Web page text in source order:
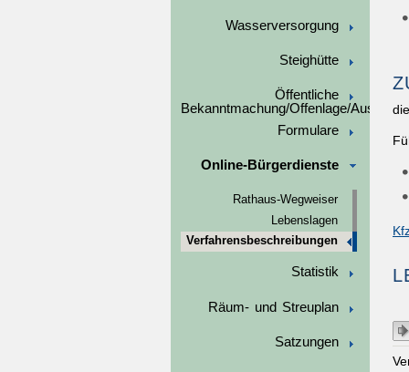
Wasserversorgung
Steighütte
Öffentliche
Bekanntmachung/Offenlage/
Formulare
Online-Bürgerdienste
Rathaus-Wegweiser
Lebenslagen
Verfahrensbeschreibungen
Statistik
Räum- und Streuplan
Satzungen